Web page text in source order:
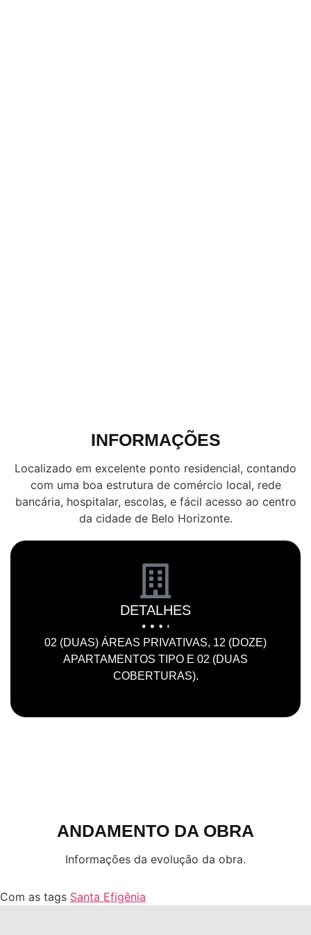
INFORMAÇÕES
Localizado em excelente ponto residencial, contando
com uma boa estrutura de comércio local, rede
bancária, hospitalar, escolas, e fácil acesso ao centro
da cidade de Belo Horizonte.
DETALHES
02 (DUAS) ÁREAS PRIVATIVAS, 12 (DOZE)
APARTAMENTOS TIPO E 02 (DUAS
COBERTURAS).
ANDAMENTO DA OBRA
Informações da evolução da obra.
Com as tags Santa Efigênia